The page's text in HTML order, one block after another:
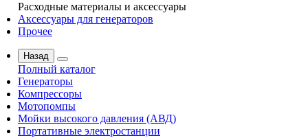
Расходные материалы и аксессуары
Аксессуары для генераторов
Прочее
Назад
Полный каталог
Генераторы
Компрессоры
Мотопомпы
Мойки высокого давления (АВД)
Портативные электростанции